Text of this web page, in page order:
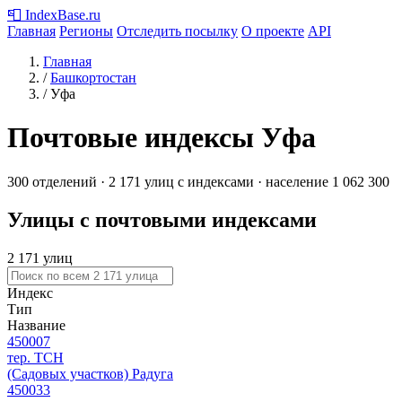
📮 IndexBase.ru
Главная Регионы Отследить посылку О проекте API
Главная
/ Башкортостан
/ Уфа
Почтовые индексы Уфа
300 отделений · 2 171 улиц с индексами · население 1 062 300
Улицы с почтовыми индексами
2 171 улиц
Индекс
Тип
Название
450007
тер. ТСН
(Садовых участков) Радуга
450033